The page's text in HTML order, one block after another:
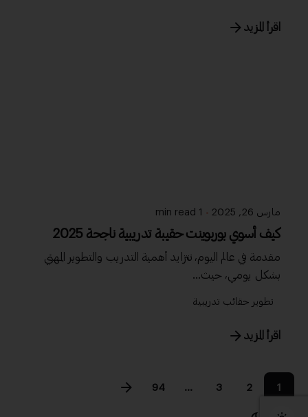
اقرأ المزيد
مارس 26, 2025 1 min read
كيف أسوي بوربوينت حقيبة تدريبية ناجحة 2025
مقدمة في عالم اليوم، تتزايد أهمية التدريب والتطوير المهني
بشكل يومي، حيث...
تطوير حقائب تدريبية
اقرأ المزيد
1
2
3
...
94